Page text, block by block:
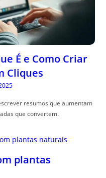
É e Como Criar
Cliques
resumos que aumentam
que convertem.
plantas